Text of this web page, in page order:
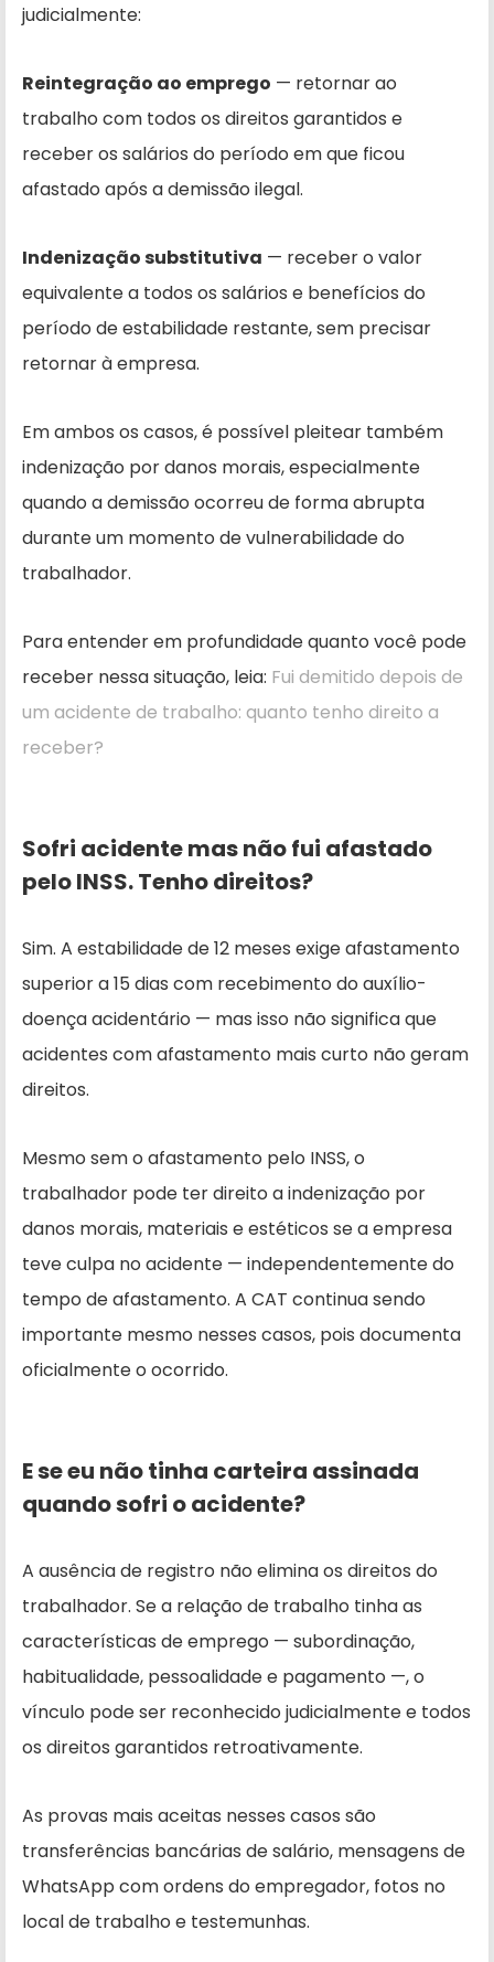
judicialmente:
Reintegração ao emprego — retornar ao
trabalho com todos os direitos garantidos e
receber os salários do período em que ficou
afastado após a demissão ilegal.
Indenização substitutiva — receber o valor
equivalente a todos os salários e benefícios do
período de estabilidade restante, sem precisar
retornar à empresa.
Em ambos os casos, é possível pleitear também
indenização por danos morais, especialmente
quando a demissão ocorreu de forma abrupta
durante um momento de vulnerabilidade do
trabalhador.
Para entender em profundidade quanto você pode
receber nessa situação, leia: Fui demitido depois de
um acidente de trabalho: quanto tenho direito a
receber?
Sofri acidente mas não fui afastado
pelo INSS. Tenho direitos?
Sim. A estabilidade de 12 meses exige afastamento
superior a 15 dias com recebimento do auxílio-
doença acidentário — mas isso não significa que
acidentes com afastamento mais curto não geram
direitos.
Mesmo sem o afastamento pelo INSS, o
trabalhador pode ter direito a indenização por
danos morais, materiais e estéticos se a empresa
teve culpa no acidente — independentemente do
tempo de afastamento. A CAT continua sendo
importante mesmo nesses casos, pois documenta
oficialmente o ocorrido.
E se eu não tinha carteira assinada
quando sofri o acidente?
A ausência de registro não elimina os direitos do
trabalhador. Se a relação de trabalho tinha as
características de emprego — subordinação,
habitualidade, pessoalidade e pagamento —, o
vínculo pode ser reconhecido judicialmente e todos
os direitos garantidos retroativamente.
As provas mais aceitas nesses casos são
transferências bancárias de salário, mensagens de
WhatsApp com ordens do empregador, fotos no
local de trabalho e testemunhas.